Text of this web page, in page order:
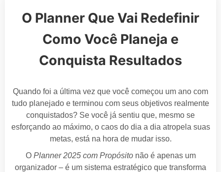
O Planner Que Vai Redefinir
Como Você Planeja e
Conquista Resultados
Quando foi a última vez que você começou um ano com
tudo planejado e terminou com seus objetivos realmente
conquistados? Se você já sentiu que, mesmo se
esforçando ao máximo, o caos do dia a dia atropela suas
metas, está na hora de mudar isso.
O Planner 2025 com Propósitonão é apenas um
organizador – é um sistema estratégico que transforma